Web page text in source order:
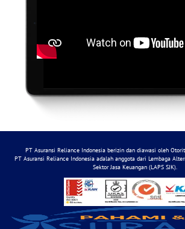
PT Asuransi Reliance Indonesia berizin dan diawasi oleh
PT Asuransi Reliance Indonesia adalah anggota dari Lembaga
Sektor Jasa Keuangan (LAPS SJK).